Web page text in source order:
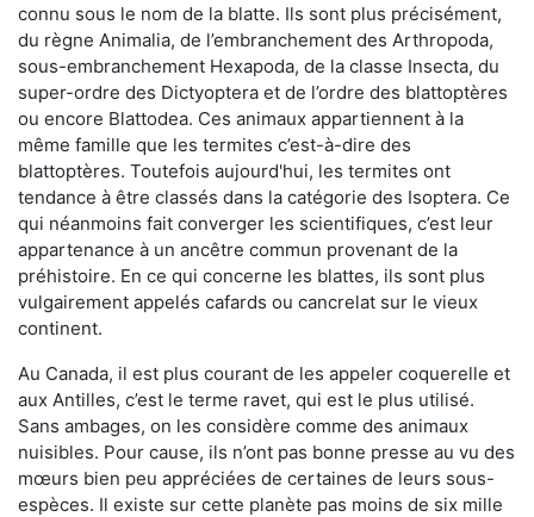
connu sous le nom de la blatte. Ils sont plus précisément,
du règne Animalia, de l’embranchement des Arthropoda,
sous-embranchement Hexapoda, de la classe Insecta, du
super-ordre des Dictyoptera et de l’ordre des blattoptères
ou encore Blattodea. Ces animaux appartiennent à la
même famille que les termites c’est-à-dire des
blattoptères. Toutefois aujourd'hui, les termites ont
tendance à être classés dans la catégorie des Isoptera. Ce
qui néanmoins fait converger les scientifiques, c’est leur
appartenance à un ancêtre commun provenant de la
préhistoire. En ce qui concerne les blattes, ils sont plus
vulgairement appelés cafards ou cancrelat sur le vieux
continent.
Au Canada, il est plus courant de les appeler coquerelle et
aux Antilles, c’est le terme ravet, qui est le plus utilisé.
Sans ambages, on les considère comme des animaux
nuisibles. Pour cause, ils n’ont pas bonne presse au vu des
mœurs bien peu appréciées de certaines de leurs sous-
espèces. Il existe sur cette planète pas moins de six mille